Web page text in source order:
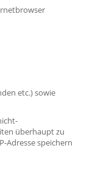
etc.) sowie
überhaupt zu
Adresse speichern